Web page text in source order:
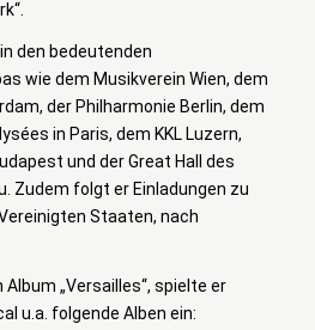
den bedeutenden
wie dem Musikverein Wien, dem
der Philharmonie Berlin, dem
in Paris, dem KKL Luzern,
und der Great Hall des
Zudem folgt er Einladungen zu
Staaten, nach
„Versailles“, spielte er
u.a. folgende Alben ein: